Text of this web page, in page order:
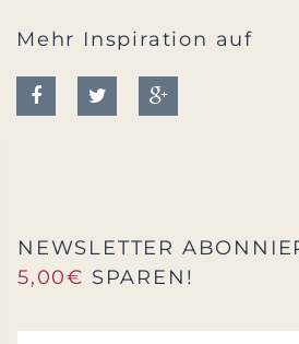
Mehr Inspiration auf
NEWSLETTER
5,00€ SPAREN!